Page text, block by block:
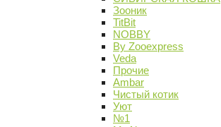
Зооник
TitBit
NOBBY
By Zooexpress
Veda
Прочие
Ambar
Чистый котик
Уют
№1